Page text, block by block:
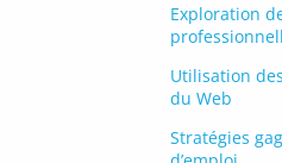
Exploration
Utilisation
du Web
Stratégies